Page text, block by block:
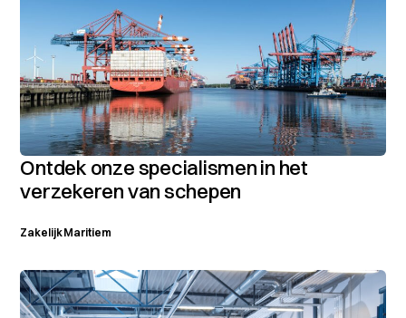
Ontdek onze specialismen in het
verzekeren van schepen
ZakelijkMaritiem